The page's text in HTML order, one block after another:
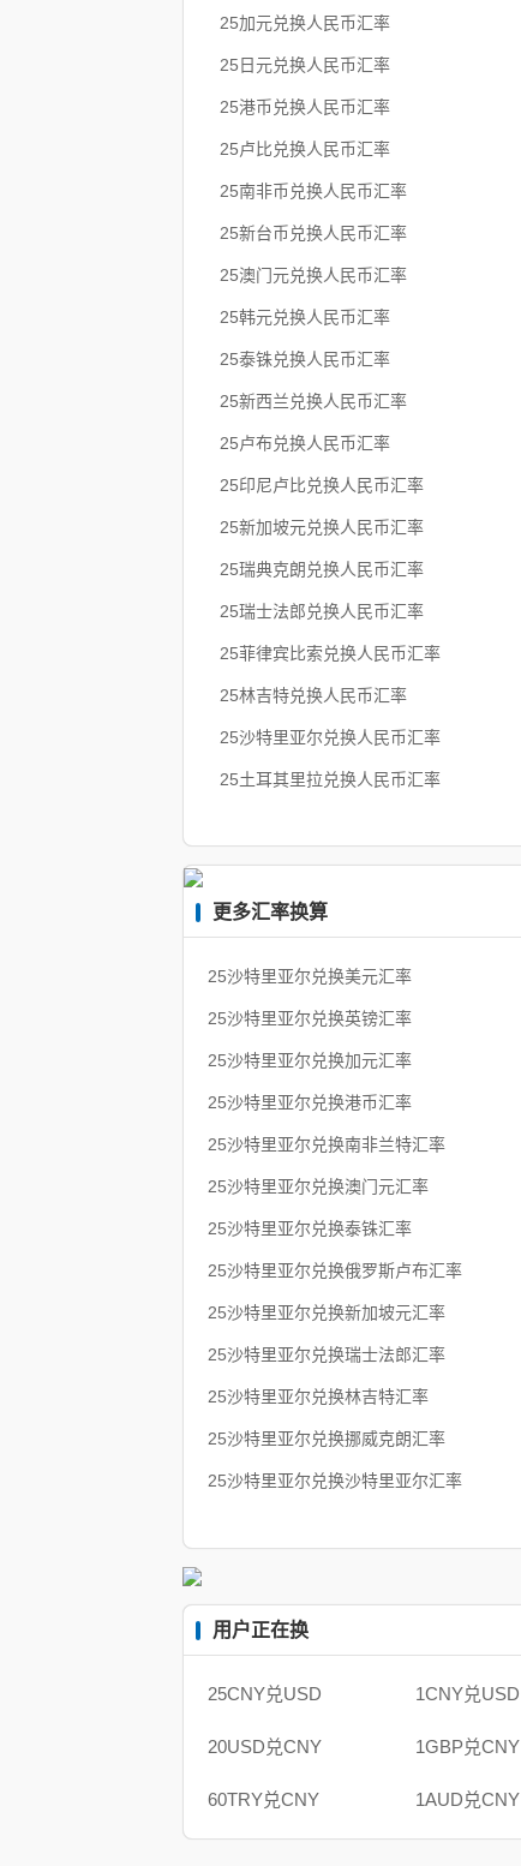
25加元兑换人民币汇率
25日元兑换人民币汇率
25港币兑换人民币汇率
25卢比兑换人民币汇率
25南非币兑换人民币汇率
25新台币兑换人民币汇率
25澳门元兑换人民币汇率
25韩元兑换人民币汇率
25泰铢兑换人民币汇率
25新西兰兑换人民币汇率
25卢布兑换人民币汇率
25印尼卢比兑换人民币汇率
25新加坡元兑换人民币汇率
25瑞典克朗兑换人民币汇率
25瑞士法郎兑换人民币汇率
25菲律宾比索兑换人民币汇率
25林吉特兑换人民币汇率
25沙特里亚尔兑换人民币汇率
25土耳其里拉兑换人民币汇率
更多汇率换算
25沙特里亚尔兑换美元汇率
25沙特里亚尔兑换英镑汇率
25沙特里亚尔兑换加元汇率
25沙特里亚尔兑换港币汇率
25沙特里亚尔兑换南非兰特汇率
25沙特里亚尔兑换澳门元汇率
25沙特里亚尔兑换泰铢汇率
25沙特里亚尔兑换俄罗斯卢布汇率
25沙特里亚尔兑换新加坡元汇率
25沙特里亚尔兑换瑞士法郎汇率
25沙特里亚尔兑换林吉特汇率
25沙特里亚尔兑换挪威克朗汇率
25沙特里亚尔兑换沙特里亚尔汇率
用户正在换
25CNY兑USD 1CNY兑USD
20USD兑CNY 1GBP兑CNY
60TRY兑CNY 1AUD兑CNY